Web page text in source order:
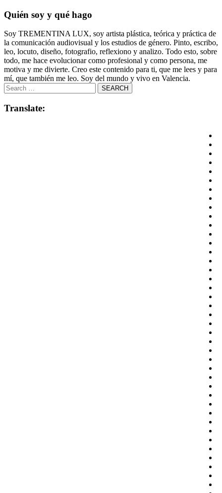
Quién soy y qué hago
Soy TREMENTINA LUX, soy artista plástica, teórica y práctica de
la comunicación audiovisual y los estudios de género. Pinto, escribo,
leo, locuto, diseño, fotografio, reflexiono y analizo. Todo esto, sobre
todo, me hace evolucionar como profesional y como persona, me
motiva y me divierte. Creo este contenido para ti, que me lees y para
mí, que también me leo. Soy del mundo y vivo en Valencia.
Translate: